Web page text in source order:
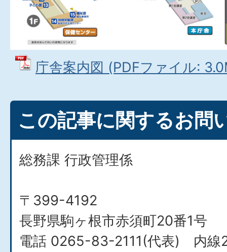
庁舎案内図 (PDFファイル:
この記事に関するお問
総務課 行政管理係
〒399-4192
長野県駒ヶ根市赤須町20番1号
電話 0265-83-2111(代表) 内線